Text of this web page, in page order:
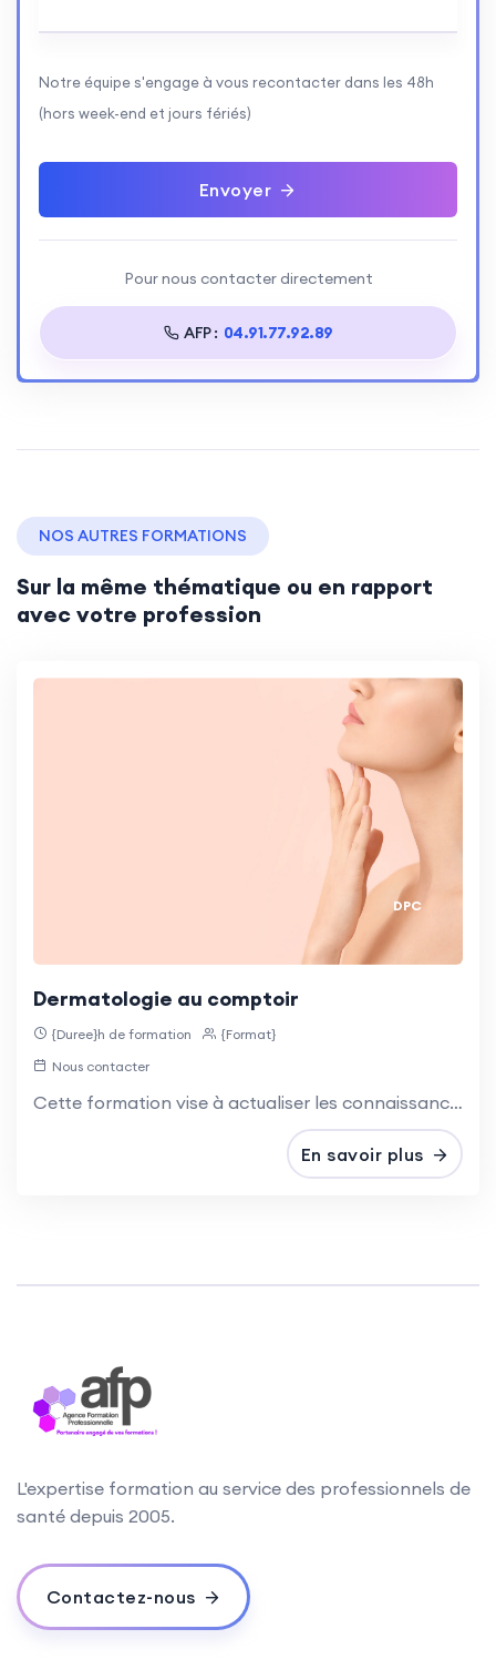
Notre équipe s'engage à vous recontacter dans les 48h
(hors week-end et jours fériés)
Envoyer
Pour nous contacter directement
AFP : 04.91.77.92.89
NOS AUTRES FORMATIONS
Sur la même thématique ou en rapport
avec votre profession
DPC
Dermatologie au comptoir
{Duree}h de formation
{Format}
Nous contacter
Cette formation vise à actualiser les connaissances et s’inscrit dans le plan de développement des compétences des pharmaciens et préparateurs d’officine.
En savoir plus
L'expertise formation au service des professionnels de
santé depuis 2005.
Contactez-nous